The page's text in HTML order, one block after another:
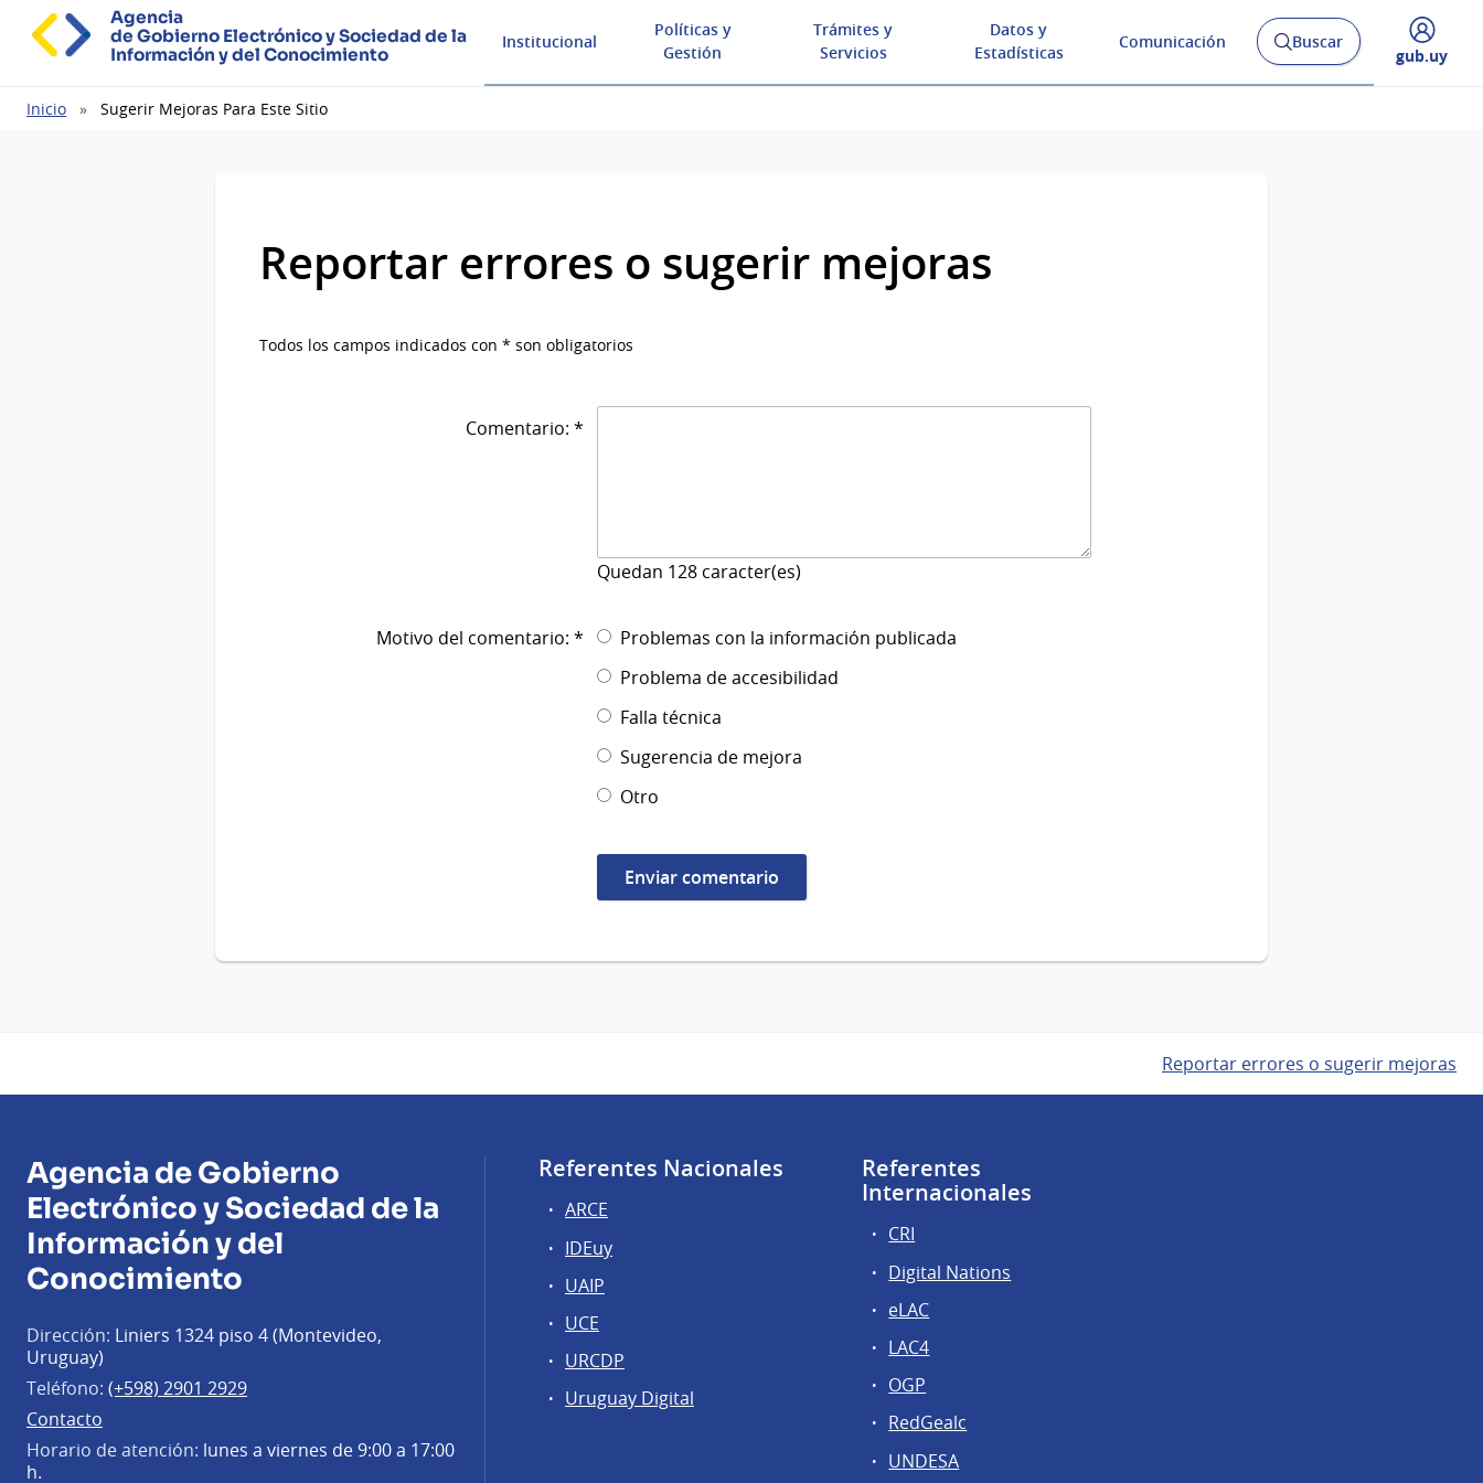
Agencia
de Gobierno Electrónico y Sociedad de la
Información y del Conocimiento
Institucional
Políticas y
Gestión
Trámites y
Servicios
Datos y
Estadísticas
Comunicación
AbrirBuscar
Desplegar
gub.uy
Ruta
Inicio Sugerir Mejoras Para Este Sitio
Reportar errores o sugerir mejoras
Todos los campos indicados con * son obligatorios
Comentario: *
Quedan 128 caracter(es)
Motivo del comentario: *
Problemas con la información publicada
Problema de accesibilidad
Falla técnica
Sugerencia de mejora
Otro
Reportar errores o sugerir mejoras
Agencia de Gobierno
Electrónico y Sociedad de la
Información y del
Conocimiento
Dirección: Liniers 1324 piso 4 (Montevideo,
Uruguay)
Teléfono: (+598) 2901 2929
Contacto
Horario de atención: lunes a viernes de 9:00 a 17:00
h.
Referentes Nacionales
ARCE
IDEuy
UAIP
UCE
URCDP
Uruguay Digital
Referentes
Internacionales
CRI
Digital Nations
eLAC
LAC4
OGP
RedGealc
UNDESA